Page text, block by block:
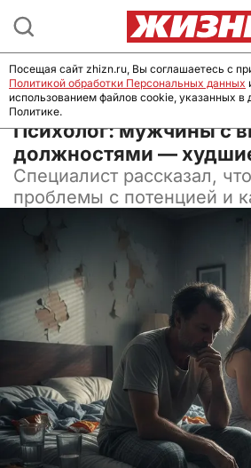
05 января 2026, 15:00
Психолог: мужчины с
должностями —
Специалист рассказал,
проблемы с потенцией и
Посещая сайт zhizn.ru, Вы соглашаетесь с
Политикой обработки Персональных данных
использованием файлов cookie, указанных в
Политике.